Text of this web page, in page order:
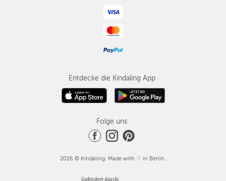
Entdecke die Kindaling App
Folge uns
2026 © Kindaling. Made with ♡ in Berlin.